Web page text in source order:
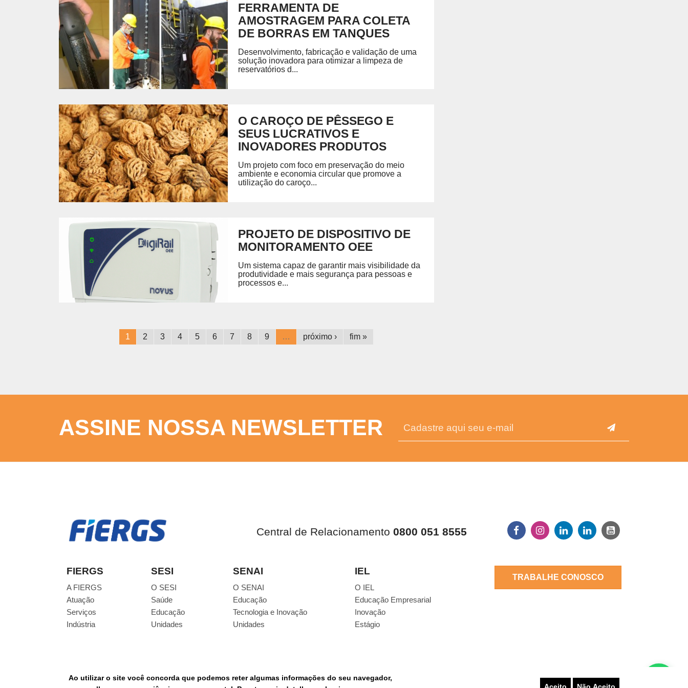
Ao utilizar o site você concorda que podemos reter algumas informações do seu navegador,
FERRAMENTA DE
AMOSTRAGEM PARA COLETA
DE BORRAS EM TANQUES
Desenvolvimento, fabricação e validação de uma
solução inovadora para otimizar a limpeza de
reservatórios d...
O CAROÇO DE PÊSSEGO E
SEUS LUCRATIVOS E
INOVADORES PRODUTOS
Um projeto com foco em preservação do meio
ambiente e economia circular que promove a
utilização do caroço...
PROJETO DE DISPOSITIVO DE
MONITORAMENTO OEE
Um sistema capaz de garantir mais visibilidade da
produtividade e mais segurança para pessoas e
processos e...
1 2 3 4 5 6 7 8 9 … próximo › fim »
ASSINE NOSSA NEWSLETTER
Central de Relacionamento0800 051 8555
FIERGS
A FIERGS
Atuação
Serviços
Indústria
SESI
O SESI
Saúde
Educação
Unidades
SENAI
O SENAI
Educação
Tecnologia e Inovação
Unidades
IEL
O IEL
Educação Empresarial
Inovação
Estágio
TRABALHE CONOSCO